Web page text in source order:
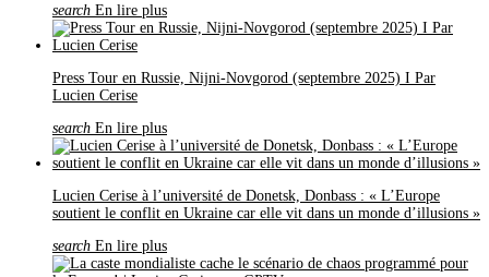
search En lire plus
Press Tour en Russie, Nijni-Novgorod (septembre 2025) I Par
Lucien Cerise
search En lire plus
Lucien Cerise à l’université de Donetsk, Donbass : « L’Europe
soutient le conflit en Ukraine car elle vit dans un monde d’illusions »
search En lire plus